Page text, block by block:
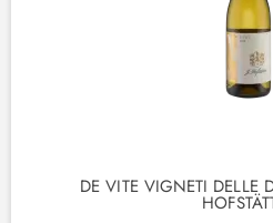
DE VITE VIGNETI DELLE